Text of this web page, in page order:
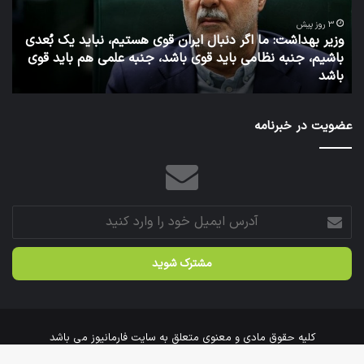
قوی
هستیم،
نباید
یک
بُعدی
جنبه
نظامی
جنبه
علمی
هم
قوی
3 روز پیش
وزیر بهداشت: ما اگر دنبال ایران قوی هستیم، نباید یک بُعدی
باشیم، جنبه نظامی باید قوی باشد، جنبه علمی هم باید قوی
باشد
عضویت در خبرنامه
آدرس
ایمیل
خود
وارد
کلیه حقوق مادی و معنوی متعلق به سایت فارمانیوز می باشد